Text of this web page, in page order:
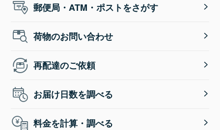
郵便局・ATM・ポストをさがす
荷物のお問い合わせ
再配達のご依頼
お届け日数を調べる
料金を計算・調べる